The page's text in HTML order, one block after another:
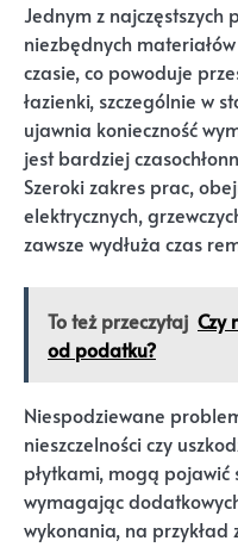
Jednym z
niezbędnych
czasie, co powoduje
łazienki, szczególnie w
ujawnia konieczność
jest bardziej
Szeroki zakres prac,
elektrycznych,
zawsze wydłuża czas
To też przeczytaj Czy
od podatku?
Niespodziewane
nieszczelności czy
płytkami, mogą
wymagając
wykonania, na przykład